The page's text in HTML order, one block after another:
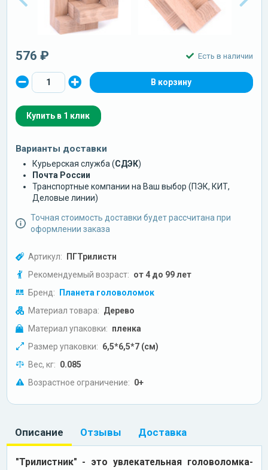
576 ₽ Есть в наличии
Купить в 1 клик
Варианты доставки
Курьерская служба (СДЭК)
Почта России
Транспортные компании на Ваш выбор (ПЭК, КИТ,
Деловые линии)
Точная стоимость доставки будет рассчитана при
оформлении заказа
Артикул: ПГТрилистн
Рекомендуемый возраст: от 4 до 99 лет
Бренд: Планета головоломок
Материал товара: Дерево
Материал упаковки: пленка
Размер упаковки: 6,5*6,5*7 (см)
Вес, кг: 0.085
Возрастное ограничение: 0+
Описание Отзывы Доставка
"Трилистник" - это увлекательная головоломка-